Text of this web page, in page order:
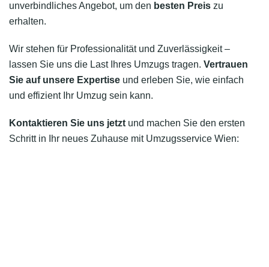
unverbindliches Angebot, um den besten Preis zu
erhalten.
Wir stehen für Professionalität und Zuverlässigkeit –
lassen Sie uns die Last Ihres Umzugs tragen. Vertrauen
Sie auf unsere Expertise und erleben Sie, wie einfach
und effizient Ihr Umzug sein kann.
Kontaktieren Sie uns jetzt und machen Sie den ersten
Schritt in Ihr neues Zuhause mit Umzugsservice Wien: